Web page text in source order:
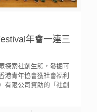
年會一連三
探索社創生態，發掘可
港青年協會獲社會福利
有限公司資助的「社創